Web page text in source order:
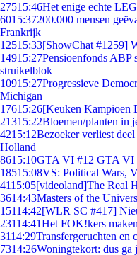
27515:46Het enige echte
6015:37200.000 mensen
Frankrijk
12515:33[ShowChat #1259]
14915:27Pensioenfonds ABP
struikelblok
10915:27Progressieve
Michigan
17615:26[Keuken Kampioen
21315:22Bloemen/planten in
4215:12Bezoeker verliest
Holland
8615:10GTA VI #12 GTA VI
18515:08VS: Political Wars,
4115:05[videoland]The Real
3614:43Masters of the
15114:42[WLR SC #417]
23114:41Het FOK!kers
3114:29Transfergeruchten en
7314:26Woningtekort: dus ga